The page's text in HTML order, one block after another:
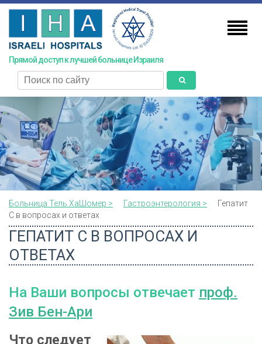
Skip
main
content
Прямой доступ к лучшей больнице Израиля
поиск
Больница Тель ХаШомер > Гастроэнтерология >
Гепатит
С в вопросах и ответах
ГЕПАТИТ С В ВОПРОСАХ И
ОТВЕТАХ
На Ваши вопросы отвечает проф.
Зив Бен-Ари
Что следует